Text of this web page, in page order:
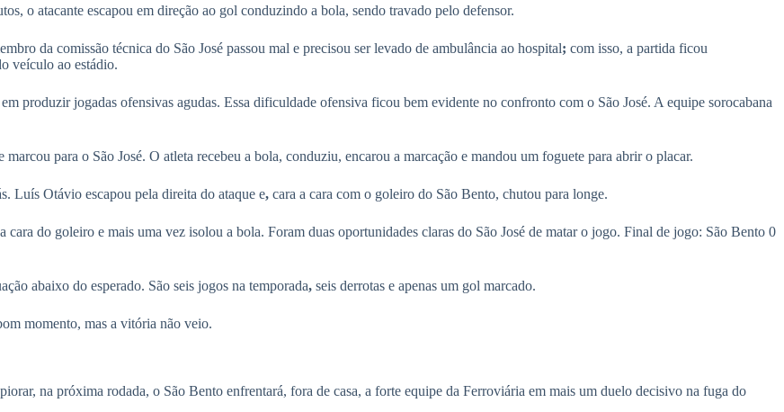
o atacante escapou em direção ao gol conduzindo a bola, sendo travado pelo defensor.
da comissão técnica do São José passou mal e precisou ser levado de ambulância ao hospital; com isso, a partida ficou
veículo ao estádio.
produzir jogadas ofensivas agudas. Essa dificuldade ofensiva ficou bem evidente no confronto com o São José. A equipe sorocabana
para o São José. O atleta recebeu a bola, conduziu, encarou a marcação e mandou um foguete para abrir o placar.
Luís Otávio escapou pela direita do ataque e, cara a cara com o goleiro do São Bento, chutou para longe.
do goleiro e mais uma vez isolou a bola. Foram duas oportunidades claras do São José de matar o jogo. Final de jogo: São Bento 0
abaixo do esperado. São seis jogos na temporada, seis derrotas e apenas um gol marcado.
momento, mas a vitória não veio.
na próxima rodada, o São Bento enfrentará, fora de casa, a forte equipe da Ferroviária em mais um duelo decisivo na fuga do